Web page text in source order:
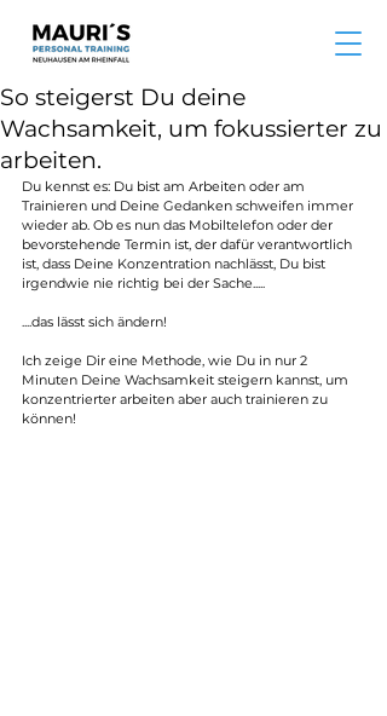
So steigerst Du deine
Wachsamkeit, um fokussierter zu
arbeiten.
Du kennst es: Du bist am Arbeiten oder am
Trainieren und Deine Gedanken schweifen immer
wieder ab. Ob es nun das Mobiltelefon oder der
bevorstehende Termin ist, der dafür verantwortlich
ist, dass Deine Konzentration nachlässt, Du bist
irgendwie nie richtig bei der Sache.....
....das lässt sich ändern!
Ich zeige Dir eine Methode, wie Du in nur 2
Minuten Deine Wachsamkeit steigern kannst, um
konzentrierter arbeiten aber auch trainieren zu
können!